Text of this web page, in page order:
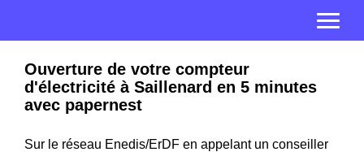
Ouverture de votre compteur
d'électricité à Saillenard en 5 minutes
avec papernest
Sur le réseau Enedis/ErDF en appelant un conseiller